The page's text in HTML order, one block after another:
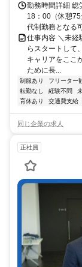
勤務時間詳細 総
18：00（休憩
代制勤務となる
仕事内容 ＼未
らスタートして
キャリアをここ
ために長...
制服あり フリーター
転勤なし
経験不問
育休あり
交通費支給
同じ企業の求人
正社員